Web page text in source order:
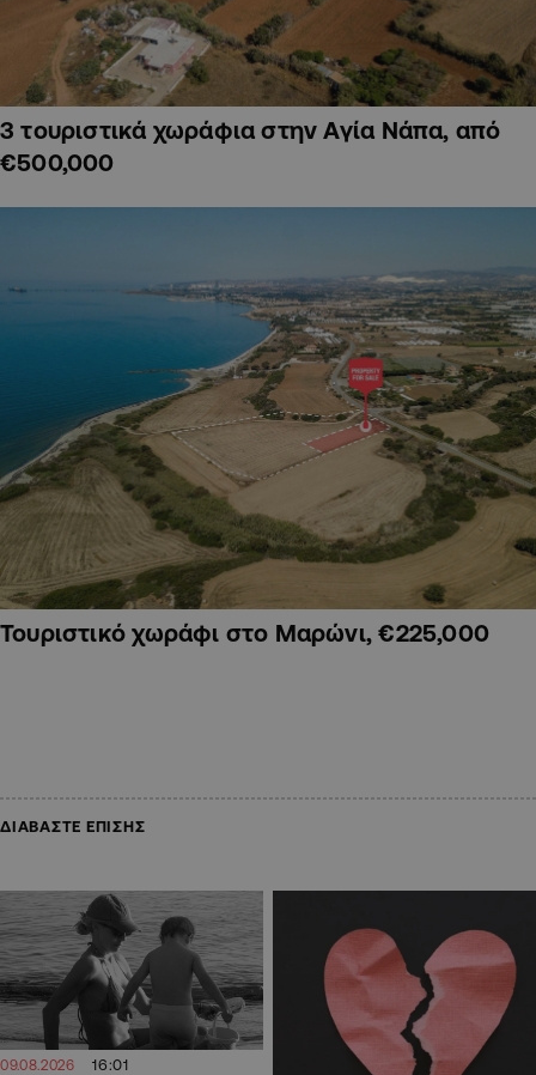
3 τουριστικά χωράφια στην Αγία Νάπα, από
€500,000
Τουριστικό χωράφι στο Μαρώνι, €225,000
ΔΙΑΒΑΣΤΕ ΕΠΙΣΗΣ
09.08.2026 16:01